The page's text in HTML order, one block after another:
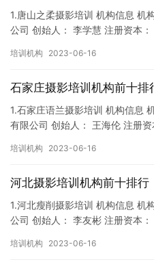
1.唐山之柔摄影培训 机构信息 机
公司 创始人： 李学慧 注册资本
培训机构 2023-06-16
石家庄摄影培训机构前十排
1.石家庄语兰摄影培训 机构信息
有限公司 创始人： 王海伦 注册
培训机构 2023-06-16
河北摄影培训机构前十排行
1.河北瘦削摄影培训 机构信息 机
公司 创始人： 李友彬 注册资本
培训机构 2023-06-16